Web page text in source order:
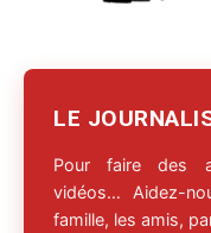
LE
Pour faire des
vidéos… Aidez-
famille, les amis,